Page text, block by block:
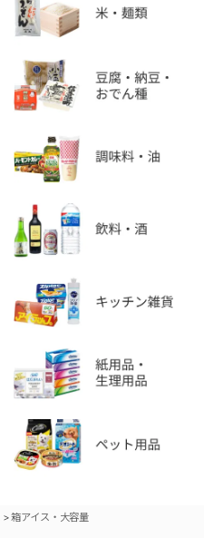
>箱アイス・大容量